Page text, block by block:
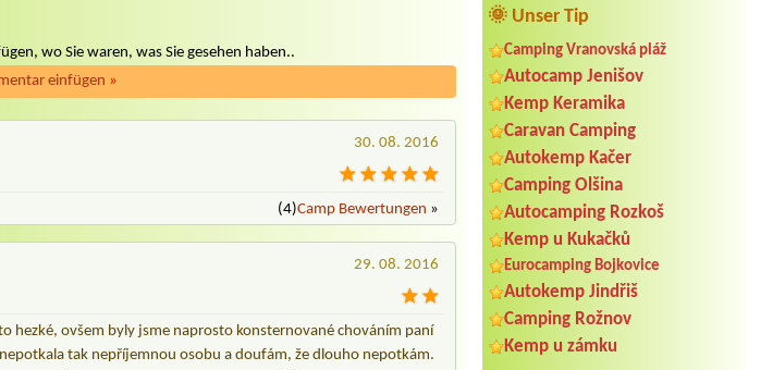
🌞 Unser Tip
Camping Vranovská pláž
Autocamp Jenišov
Kemp Keramika
Caravan Camping
Autokemp Kačer
Camping Olšina
Autocamping Rozkoš
Kemp u Kukačků
Eurocamping Bojkovice
Autokemp Jindřiš
Camping Rožnov
Kemp u zámku
Termin ab 2026-08-07 |
Praha Klánovice*****
wo Sie waren, was Sie gesehen haben..
einfügen »
30. 08. 2016
(4)Camp Bewertungen »
29. 08. 2016
hezké, ovšem byly jsme naprosto konsternované chováním paní
tak nepříjemnou osobu a doufám, že dlouho nepotkám.